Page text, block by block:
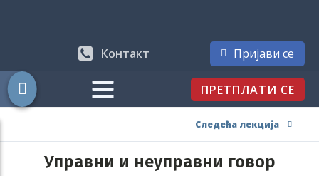
Контакт Пријави се
ПРЕТПЛАТИ СЕ
Следећа лекција
Управни и неуправни говор